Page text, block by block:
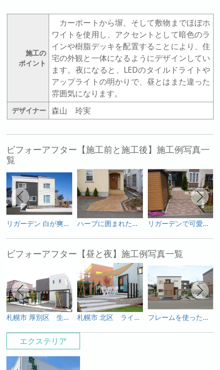
エクステリア
施工の
ポイント
カーポートから塀、そして敷物までほぼホ
ワイトを使用し、アクセントとして暗色のラ
インや樹脂デッキを配置することにより、住
宅の外観と一体になるようにデザインしてい
ます。夜になると、LEDのタイルドライトや
アップライトの明かりで、昼とはまた違った
雰囲気になります。
デザイナー 森山 玲実
ビフォーアフター【施工前と施工後】施工例写真一
覧
リガーデン 白が爽やかなシェードガーデン ハーブに囲まれたナチュラルなお庭 リガーデンで可愛い門周りに・・・
ビフォーアフター【昼と夜】施工例写真一覧
札幌市 厚別区 生活導線・除雪を意識したエクステリア 札幌市 北区 ライティングで夜も癒される『てらすガーデン』 フレームを使った幻想的なライティング